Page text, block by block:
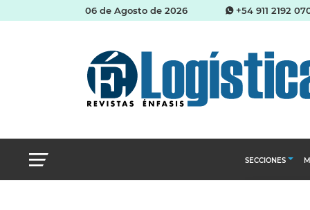
06 de Agosto de 2026 +54 911 2192
SECCIONES